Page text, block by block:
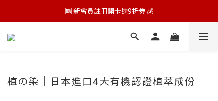
🆕 新會員註冊開卡送9折券 💰
🆕 新會員註冊開卡送9折券 💰
品牌氣墊按摩梳已贈完,實際贈品依購物車結帳為主
植の染｜日本進口4大有機認證植萃成份